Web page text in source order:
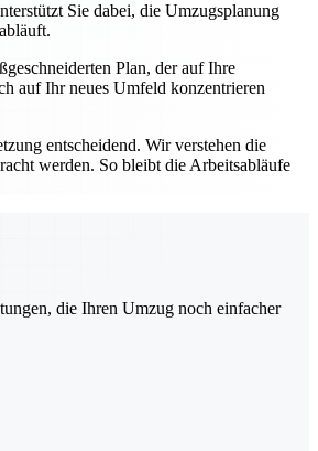
Sie dabei, die Umzugsplanung
Plan, der auf Ihre
auf Ihr neues Umfeld konzentrieren
entscheidend. Wir verstehen die
werden. So bleibt die Arbeitsabläufe
die Ihren Umzug noch einfacher